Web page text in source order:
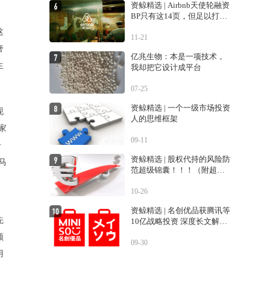
资鲸精选 | Airbnb天使轮融资
BP只有这14页，但足以打动
11-21
亿兆生物：本是一项技术，
我却把它设计成平台
07-25
资鲸精选 | 一个一级市场投资
人的思维框架
09-11
资鲸精选 | 股权代持的风险防
范超级锦囊！！！（附超经
10-26
资鲸精选 | 名创优品获腾讯等
10亿战略投资 深度长文解密
09-30